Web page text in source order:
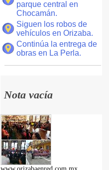
parque central en
Chocamán.
Siguen los robos de
vehículos en Orizaba.
Continúa la entrega de
obras en La Perla.
Nota vacía